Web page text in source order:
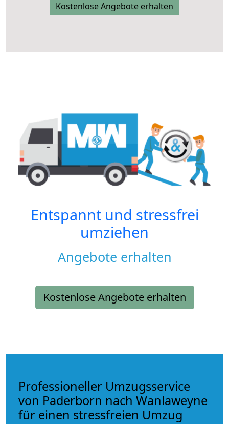
Kostenlose Angebote erhalten
Entspannt und stressfrei
umziehen
Angebote erhalten
Kostenlose Angebote erhalten
Professioneller Umzugsservice
von Paderborn nach Wanlaweyne
für einen stressfreien Umzug